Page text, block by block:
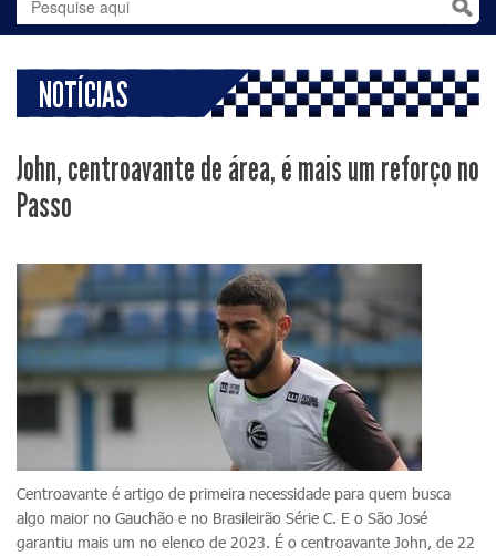
NOTÍCIAS
John, centroavante de área, é mais um reforço no
Passo
Centroavante é artigo de primeira necessidade para quem busca
algo maior no Gauchão e no Brasileirão Série C. E o São José
garantiu mais um no elenco de 2023. É o centroavante John, de 22